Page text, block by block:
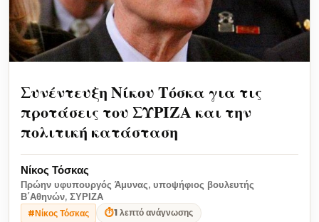
Συνέντευξη Νίκου Τόσκα για τις
προτάσεις του ΣΥΡΙΖΑ και την
πολιτική κατάσταση
Νίκος Τόσκας
Πρώην υφυπουργός Άμυνας, υποψήφιος βουλευτής
Β΄Αθηνών, ΣΥΡΙΖΑ
#Νίκος Τόσκας ⏱1 λεπτό ανάγνωσης